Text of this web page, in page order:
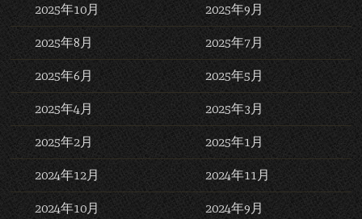
2025年10月 2025年9月
2025年8月 2025年7月
2025年6月 2025年5月
2025年4月 2025年3月
2025年2月 2025年1月
2024年12月 2024年11月
2024年10月 2024年9月